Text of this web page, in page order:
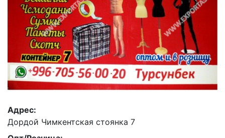
Адрес:
Дордой Чимкентская стоянка 7